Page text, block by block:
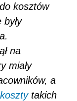
kosztów
na
miały
a
kosztytakich